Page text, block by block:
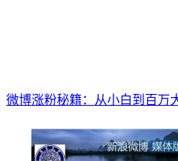
微博涨粉秘籍：从小白到百万